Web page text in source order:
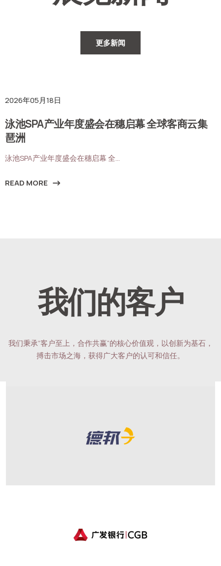
更多新闻
2026年05月18日
泳池SPA产业年度盛会在穗启幕 全球客商云集
琶洲
泳池SPA产业年度盛会在穗启幕 全...
READ MORE
我们的客户
我们秉承”客户至上，合作共赢“的核心价值观，以创新为基石，
搏击市场之海，获得广大客户的认可和信任。